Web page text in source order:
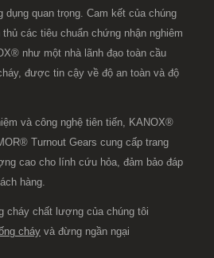
dụng quan trọng. Cam kết của chúng
các tiêu chuẩn chứng nhận nghiêm
như một nhà lãnh đạo toàn cầu
được tin cậy về độ an toàn và độ
và công nghệ tiên tiến, KANOX®
Turnout Gears cung cấp trang
cao cho lính cứu hỏa, đảm bảo đáp
hàng.
cháy chất lượng của chúng tôi
cháy và đừng ngần ngại